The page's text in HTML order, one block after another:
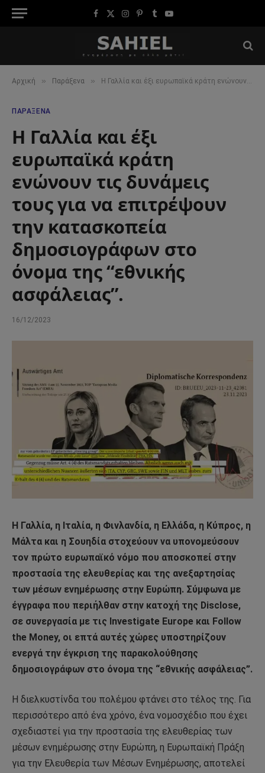
Facebook
X
Instagram
Pinterest
TumblrYouTube
Αρχική » Παράξενα » Η Γαλλία και έξι ευρωπαϊκά κράτη ενώνουν τις δυνάμεις τους για να επιτρέψουν την κατασκοπεία δημοσιογράφων στο όνομα της “εθνικής ασφάλειας”.
ΠΑΡΆΞΕΝΑ
Η Γαλλία και έξι
ευρωπαϊκά κράτη
ενώνουν τις δυνάμεις
τους για να επιτρέψουν
την κατασκοπεία
δημοσιογράφων στο
όνομα της “εθνικής
ασφάλειας”.
16/12/2023
Η Γαλλία, η Ιταλία, η Φινλανδία, η Ελλάδα, η Κύπρος, η
Μάλτα και η Σουηδία στοχεύουν να υπονομεύσουν
τον πρώτο ευρωπαϊκό νόμο που αποσκοπεί στην
προστασία της ελευθερίας και της ανεξαρτησίας
των μέσων ενημέρωσης στην Ευρώπη. Σύμφωνα με
έγγραφα που περιήλθαν στην κατοχή της Disclose,
σε συνεργασία με τις Investigate Europe και Follow
the Money, οι επτά αυτές χώρες υποστηρίζουν
ενεργά την έγκριση της παρακολούθησης
δημοσιογράφων στο όνομα της “εθνικής ασφάλειας”.
Η διελκυστίνδα του πολέμου φτάνει στο τέλος της. Για
περισσότερο από ένα χρόνο, ένα νομοσχέδιο που έχει
σχεδιαστεί για την προστασία της ελευθερίας των
μέσων ενημέρωσης στην Ευρώπη, η Ευρωπαϊκή Πράξη
για την Ελευθερία των Μέσων Ενημέρωσης, αποτελεί